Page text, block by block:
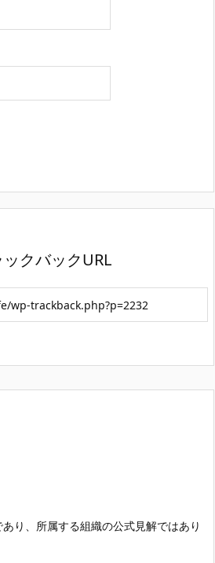
クバックURL
り、所属する組織の公式見解ではあり